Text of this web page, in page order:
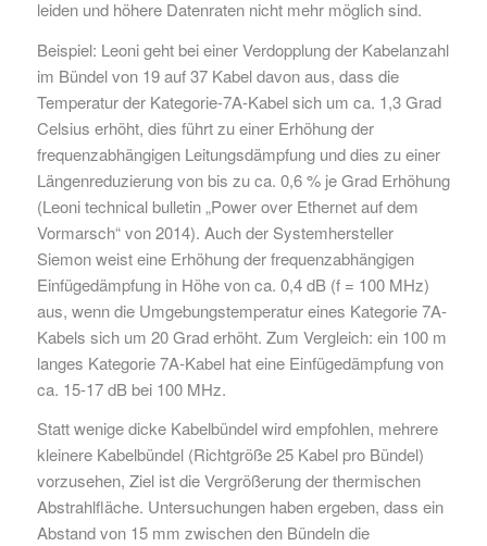
leiden und höhere Datenraten nicht mehr möglich sind.
Beispiel: Leoni geht bei einer Verdopplung der Kabelanzahl
im Bündel von 19 auf 37 Kabel davon aus, dass die
Temperatur der Kategorie-7A-Kabel sich um ca. 1,3 Grad
Celsius erhöht, dies führt zu einer Erhöhung der
frequenzabhängigen Leitungsdämpfung und dies zu einer
Längenreduzierung von bis zu ca. 0,6 % je Grad Erhöhung
(Leoni technical bulletin „Power over Ethernet auf dem
Vormarsch“ von 2014). Auch der Systemhersteller
Siemon weist eine Erhöhung der frequenzabhängigen
Einfügedämpfung in Höhe von ca. 0,4 dB (f = 100 MHz)
aus, wenn die Umgebungstemperatur eines Kategorie 7A-
Kabels sich um 20 Grad erhöht. Zum Vergleich: ein 100 m
langes Kategorie 7A-Kabel hat eine Einfügedämpfung von
ca. 15-17 dB bei 100 MHz.
Statt wenige dicke Kabelbündel wird empfohlen, mehrere
kleinere Kabelbündel (Richtgröße 25 Kabel pro Bündel)
vorzusehen, Ziel ist die Vergrößerung der thermischen
Abstrahlfläche. Untersuchungen haben ergeben, dass ein
Abstand von 15 mm zwischen den Bündeln die